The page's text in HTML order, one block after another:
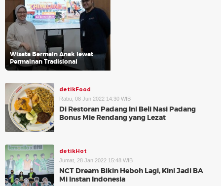
Wisata Bermain Anak lewat
Permainan Tradisional
detikFood
Rabu, 08 Jun 2022 14:30 WIB
Di Restoran Padang Ini Beli Nasi Padang
Bonus Mie Rendang yang Lezat
detikHot
Jumat, 28 Jan 2022 15:48 WIB
NCT Dream Bikin Heboh Lagi, Kini Jadi BA
Mi Instan Indonesia